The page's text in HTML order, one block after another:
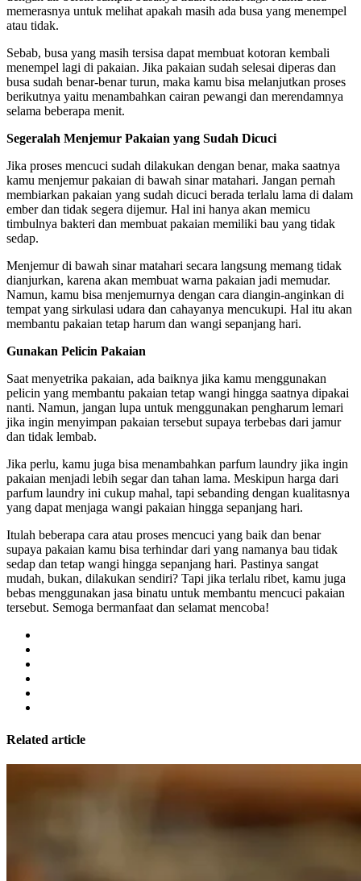
memerasnya untuk melihat apakah masih ada busa yang menempel
atau tidak.
Sebab, busa yang masih tersisa dapat membuat kotoran kembali
menempel lagi di pakaian. Jika pakaian sudah selesai diperas dan
busa sudah benar-benar turun, maka kamu bisa melanjutkan proses
berikutnya yaitu menambahkan cairan pewangi dan merendamnya
selama beberapa menit.
Segeralah Menjemur Pakaian yang Sudah Dicuci
Jika proses mencuci sudah dilakukan dengan benar, maka saatnya
kamu menjemur pakaian di bawah sinar matahari. Jangan pernah
membiarkan pakaian yang sudah dicuci berada terlalu lama di dalam
ember dan tidak segera dijemur. Hal ini hanya akan memicu
timbulnya bakteri dan membuat pakaian memiliki bau yang tidak
sedap.
Menjemur di bawah sinar matahari secara langsung memang tidak
dianjurkan, karena akan membuat warna pakaian jadi memudar.
Namun, kamu bisa menjemurnya dengan cara diangin-anginkan di
tempat yang sirkulasi udara dan cahayanya mencukupi. Hal itu akan
membantu pakaian tetap harum dan wangi sepanjang hari.
Gunakan Pelicin Pakaian
Saat menyetrika pakaian, ada baiknya jika kamu menggunakan
pelicin yang membantu pakaian tetap wangi hingga saatnya dipakai
nanti. Namun, jangan lupa untuk menggunakan pengharum lemari
jika ingin menyimpan pakaian tersebut supaya terbebas dari jamur
dan tidak lembab.
Jika perlu, kamu juga bisa menambahkan parfum laundry jika ingin
pakaian menjadi lebih segar dan tahan lama. Meskipun harga dari
parfum laundry ini cukup mahal, tapi sebanding dengan kualitasnya
yang dapat menjaga wangi pakaian hingga sepanjang hari.
Itulah beberapa cara atau proses mencuci yang baik dan benar
supaya pakaian kamu bisa terhindar dari yang namanya bau tidak
sedap dan tetap wangi hingga sepanjang hari. Pastinya sangat
mudah, bukan, dilakukan sendiri? Tapi jika terlalu ribet, kamu juga
bebas menggunakan jasa binatu untuk membantu mencuci pakaian
tersebut. Semoga bermanfaat dan selamat mencoba!
Related article